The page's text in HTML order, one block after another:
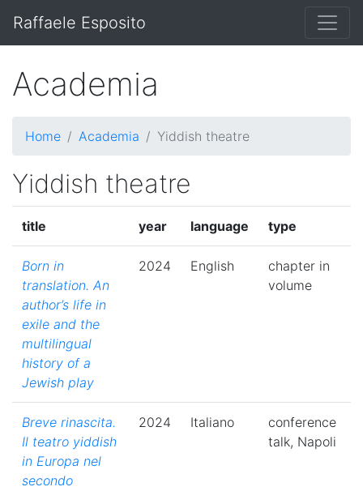
Raffaele Esposito
Academia
Home Academia Yiddish theatre
Yiddish theatre
title year language type
Born in
translation. An
author’s life in
exile and the
multilingual
history of a
Jewish play
2024 English
chapter in
volume
Breve rinascita.
Il teatro yiddish
in Europa nel
secondo
2024 Italiano
conference
talk, Napoli